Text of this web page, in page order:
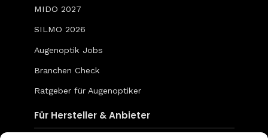
MIDO 2027
SILMO 2026
Augenoptik Jobs
Branchen Check
Ratgeber für Augenoptiker
Für Hersteller & Anbieter